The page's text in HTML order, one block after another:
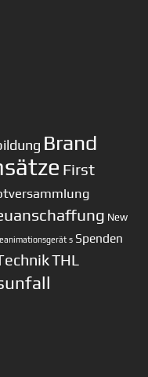
Brand
First
New
s Spenden
THL